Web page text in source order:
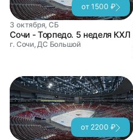
от 1500 ₽
3 октября, СБ
Сочи - Торпедо. 5 неделя КХЛ
г. Сочи, ДС Большой
от 2200 ₽